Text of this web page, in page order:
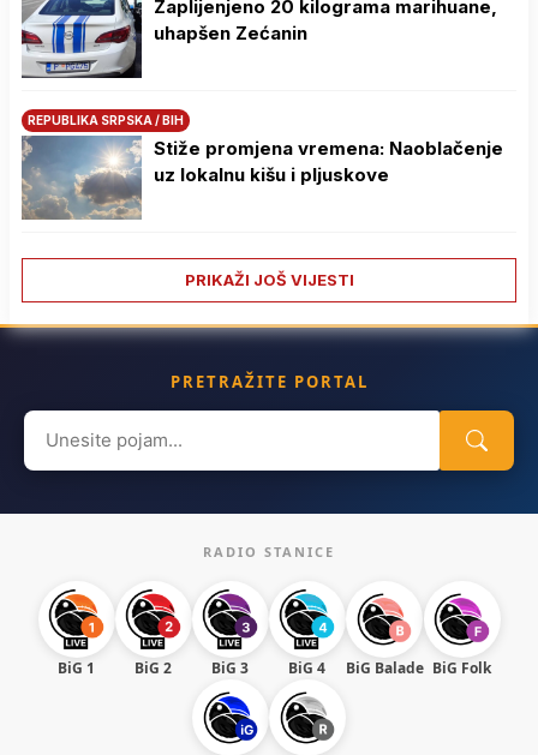
Zaplijenjeno 20 kilograma marihuane,
uhapšen Zećanin
REPUBLIKA SRPSKA / BIH
Stiže promjena vremena: Naoblačenje
uz lokalnu kišu i pljuskove
PRIKAŽI JOŠ VIJESTI
PRETRAŽITE PORTAL
Search
for:
RADIO STANICE
BiG 1 BiG 2 BiG 3 BiG 4 BiG Balade BiG Folk